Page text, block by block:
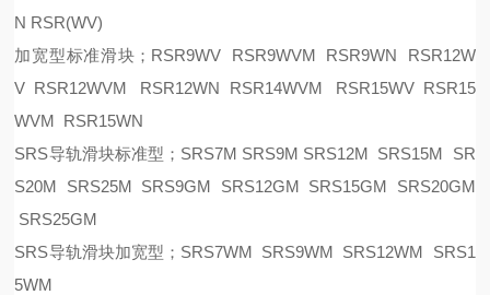
N RSR(WV)
加宽型标准滑块； RSR9WV RSR9WVM RSR9WN RSR12W
V RSR12WVM RSR12WN RSR14WVM RSR15WV RSR15
WVM RSR15WN
SRS导轨滑块标准型；SRS7M SRS9M SRS12M SRS15M SR
S20M SRS25M SRS9GM SRS12GM SRS15GM SRS20GM
SRS25GM
SRS导轨滑块加宽型；SRS7WM SRS9WM SRS12WM SRS1
5WM